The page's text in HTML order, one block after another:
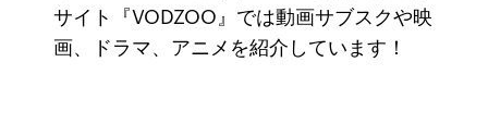
サイト『VODZOO』では動画サブスクや映
画、ドラマ、アニメを紹介しています！